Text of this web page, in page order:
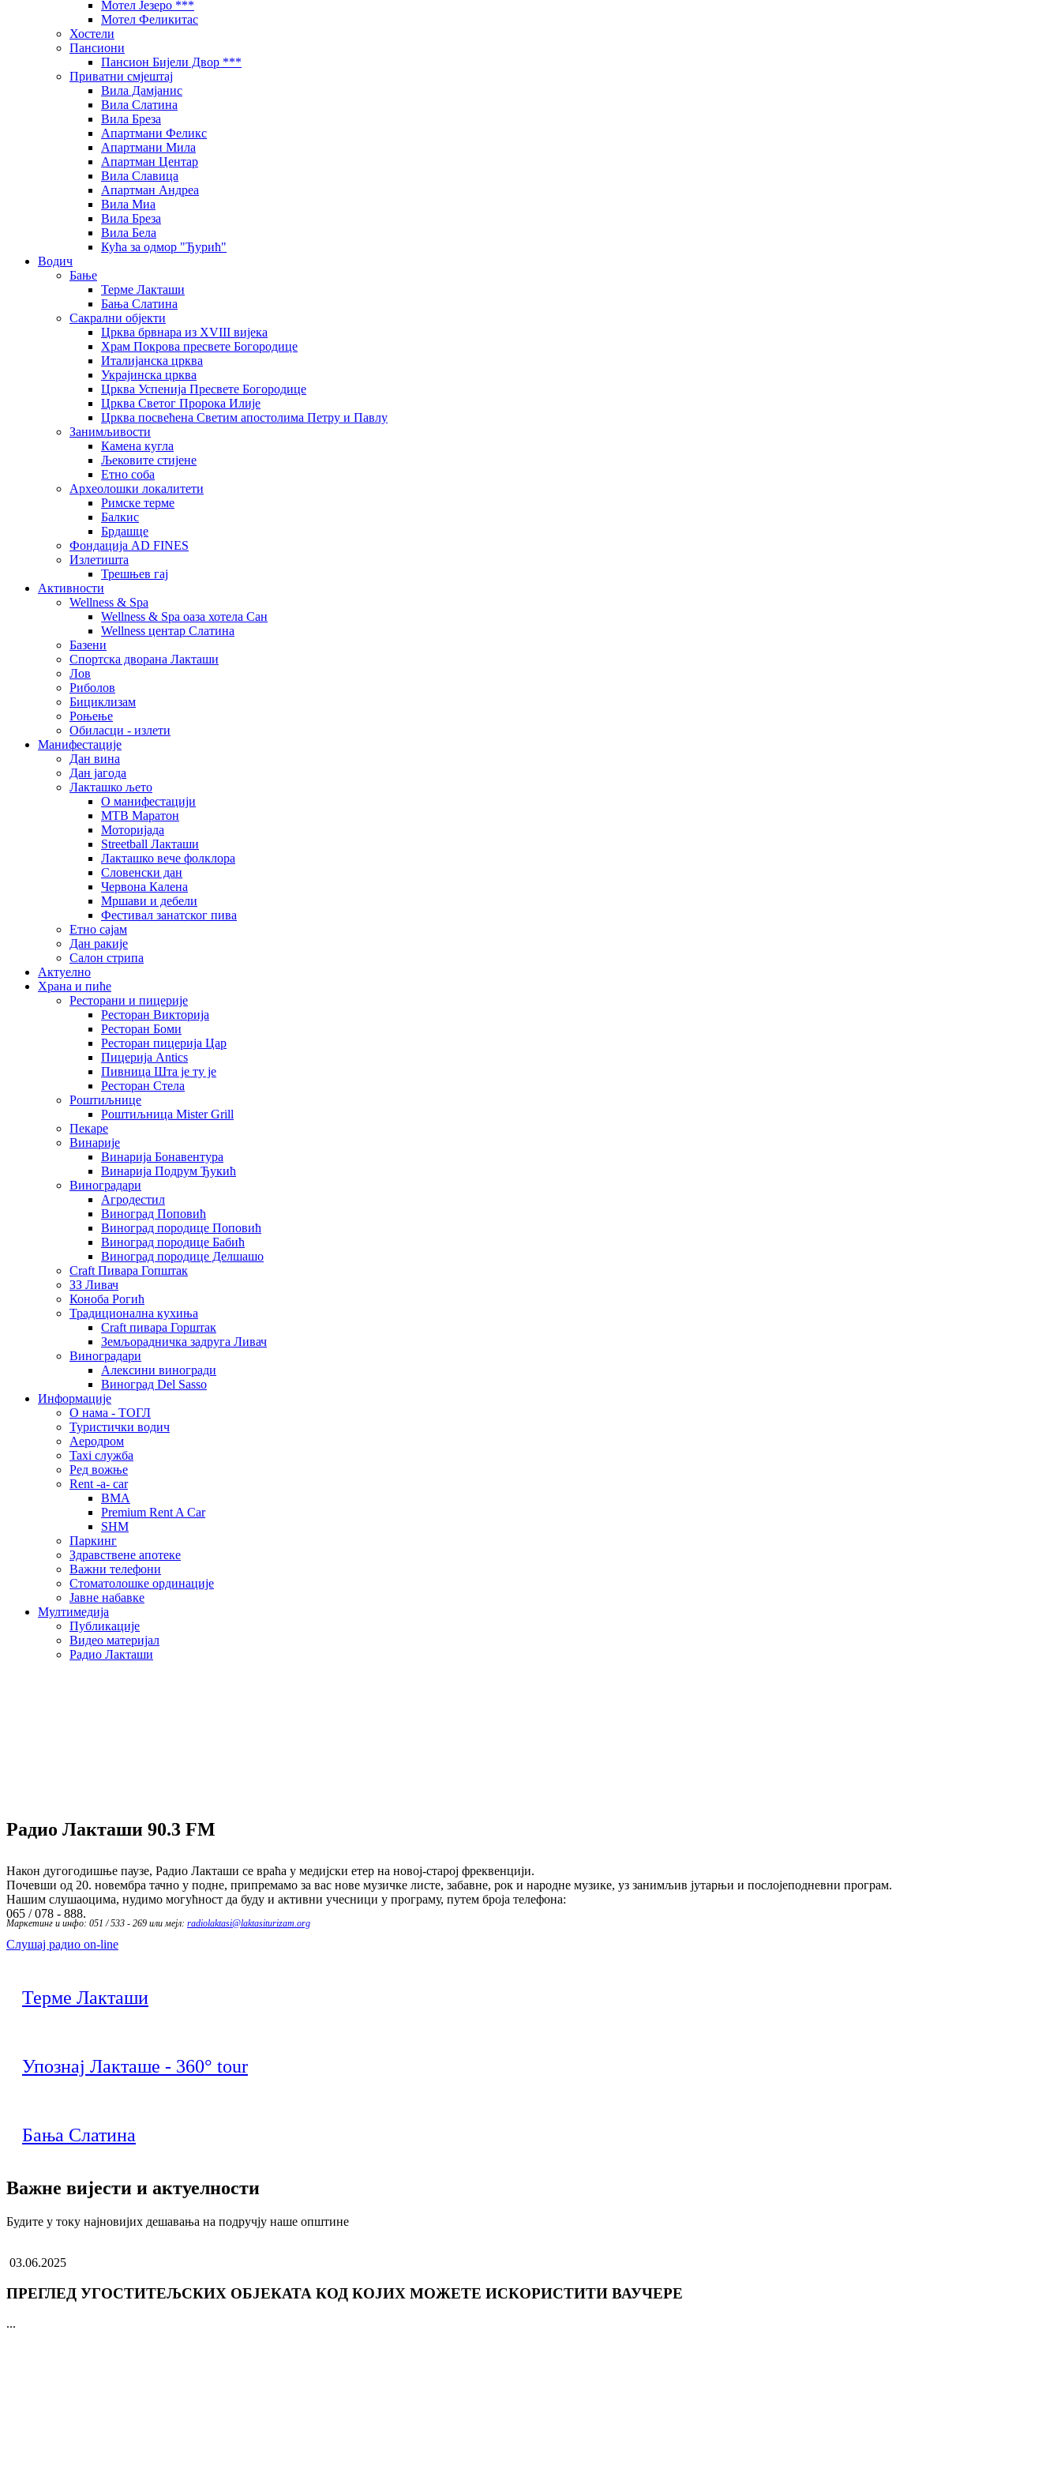
Мотел Језеро ***
Мотел Феликитас
Хостели
Пансиони
Пансион Бијели Двор ***
Приватни смјештај
Вила Дамјанис
Вила Слатина
Вила Бреза
Апартмани Феликс
Апартмани Мила
Апартман Центар
Вила Славица
Апартман Андреа
Вила Миа
Вила Бреза
Вила Бела
Кућа за одмор "Ђурић"
Водич
Бање
Терме Лакташи
Бања Слатина
Сакрални објекти
Црква брвнара из XVIII вијека
Храм Покрова пресвете Богородице
Италијанска црква
Украјинска црква
Црква Успенија Пресвете Богородице
Црква Светог Пророка Илије
Црква посвећена Светим апостолима Петру и Павлу
Занимљивости
Камена кугла
Љековите стијене
Етно соба
Археолошки локалитети
Римске терме
Балкис
Брдашце
Фондација AD FINES
Излетишта
Трешњев гај
Активности
Wellness & Spa
Wellness & Spa оаза хотела Сан
Wellness центар Слатина
Базени
Спортска дворана Лакташи
Лов
Риболов
Бициклизам
Роњење
Обиласци - излети
Манифестације
Дан вина
Дан јагода
Лакташко љето
О манифестацији
MTB Маратон
Моторијада
Streetball Лакташи
Лакташко вече фолклора
Словенски дан
Червона Калена
Мршави и дебели
Фестивал занатског пива
Етно сајам
Дан ракије
Салон стрипа
Актуелно
Храна и пиће
Ресторани и пицерије
Ресторан Викторија
Ресторан Боми
Ресторан пицерија Цар
Пицерија Аntics
Пивница Шта је ту је
Ресторан Стела
Роштиљнице
Роштиљница Mister Grill
Пекаре
Винарије
Винарија Бонавентура
Винарија Подрум Ђукић
Виноградари
Агродестил
Виноград Поповић
Виноград породице Поповић
Виноград породице Бабић
Виноград породице Делшашо
Craft Пивара Гопштак
ЗЗ Ливач
Коноба Рогић
Традиционална кухиња
Craft пивара Горштак
Земљорадничка задруга Ливач
Виноградари
Алексини виногради
Виноград Del Sasso
Информације
О нама - ТОГЛ
Туристички водич
Аеродром
Taxi служба
Ред вожње
Rent -a- car
BMA
Premium Rent A Car
SHM
Паркинг
Здравствене апотеке
Важни телефони
Стоматолошке ординације
Јавне набавке
Мултимедија
Публикације
Видео материјал
Радио Лакташи
Радио Лакташи 90.3 FM
Након дугогодишње паузе, Радио Лакташи се враћа у медијски етер на новој-старој фреквенцији.
Почевши од 20. новембра тачно у подне, припремамо за вас нове музичке листе, забавне, рок и народне музике, уз занимљив јутарњи и послојеподневни програм.
Нашим слушаоцима, нудимо могућност да буду и активни учесници у програму, путем броја телефона:
065 / 078 - 888.
Маркетинг и инфо: 051 / 533 - 269 или мејл: radiolaktasi@laktasiturizam.org
Слушај радио on-line
Терме Лакташи
Упознај Лакташе - 360° tour
Бања Слатина
Важне вијести и актуелности
Будите у току најновијих дешавања на подручју наше општине
03.06.2025
ПРЕГЛЕД УГОСТИТЕЉСКИХ ОБЈЕКАТА КОД КОЈИХ МОЖЕТЕ ИСКОРИСТИТИ ВАУЧЕРЕ
...